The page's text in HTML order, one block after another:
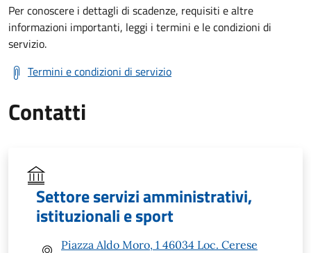
Per conoscere i dettagli di scadenze, requisiti e altre
informazioni importanti, leggi i termini e le condizioni di
servizio.
Termini e condizioni di servizio
Contatti
Settore servizi amministrativi,
istituzionali e sport
Piazza Aldo Moro, 1 46034 Loc. Cerese